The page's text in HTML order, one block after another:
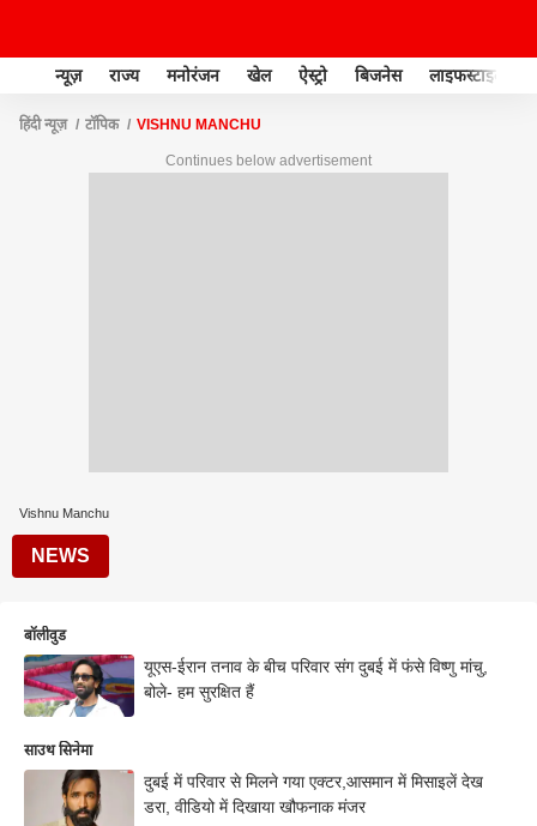
न्यूज़ राज्य मनोरंजन खेल ऐस्ट्रो बिजनेस लाइफस्टाइल
हिंदी न्यूज़ टॉपिक VISHNU MANCHU
Continues below advertisement
Vishnu Manchu
NEWS
बॉलीवुड
यूएस-ईरान तनाव के बीच परिवार संग दुबई में फंसे विष्णु मांचु,
बोले- हम सुरक्षित हैं
साउथ सिनेमा
दुबई में परिवार से मिलने गया एक्टर,आसमान में मिसाइलें देख
डरा, वीडियो में दिखाया खौफनाक मंजर